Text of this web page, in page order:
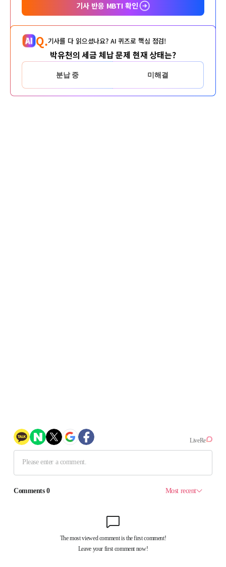
기사 반응 MBTI 확인
Q.기사를 다 읽으셨나요? AI 퀴즈로 핵심 점검!
박유천의 세금 체납 문제 현재 상태는?
분납 중 미해결